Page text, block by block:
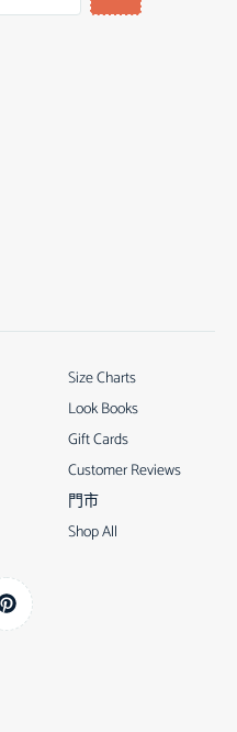
Size Charts
Look Books
Gift Cards
Customer Reviews
門市
Shop All